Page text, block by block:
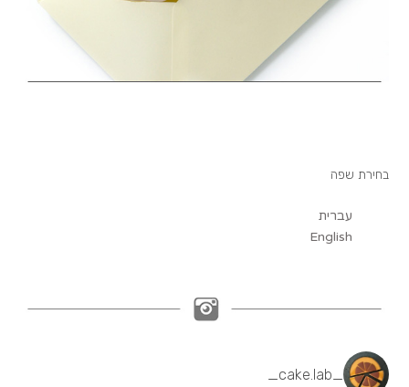
בחירת שפה
עברית
English
_cake.lab_